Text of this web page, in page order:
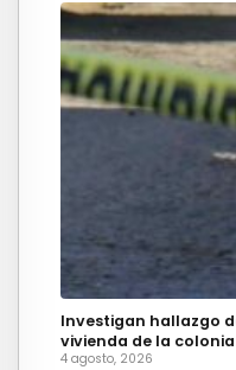
Investigan hallazgo
vivienda de la
4 agosto, 2026